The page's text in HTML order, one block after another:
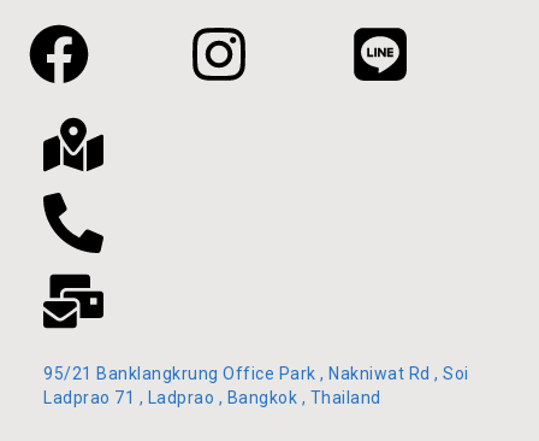
95/21 Banklangkrung Office Park , Nakniwat Rd , Soi
Ladprao 71 , Ladprao , Bangkok , Thailand